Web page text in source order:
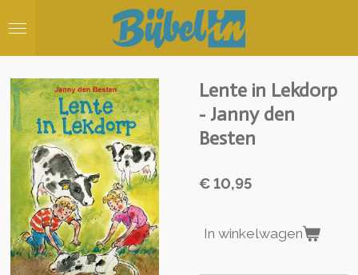
direct
hoofdinhoud
Lente in Lekdorp
- Janny den
Besten
€ 10,95
In winkelwagen